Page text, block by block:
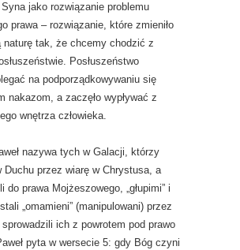
jako rozwiązanie problemu
prawa – rozwiązanie, które zmieniło
naturę tak, że chcemy chodzić z
Posłuszeństwo
na podporządkowywaniu się
nakazom, a zaczęło wypływać z
wnętrza człowieka.
nazywa tych w Galacji, którzy
Duchu przez wiarę w Chrystusa, a
do prawa Mojżeszowego, „głupimi” i
„omamieni” (manipulowani) przez
ich z powrotem pod prawo
pyta w wersecie 5: gdy Bóg czyni